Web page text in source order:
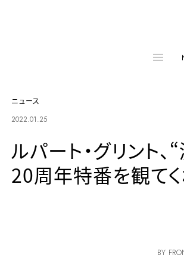
ニュース
2022.01.25
ルパート・グリント
20周年特番を観て
BY